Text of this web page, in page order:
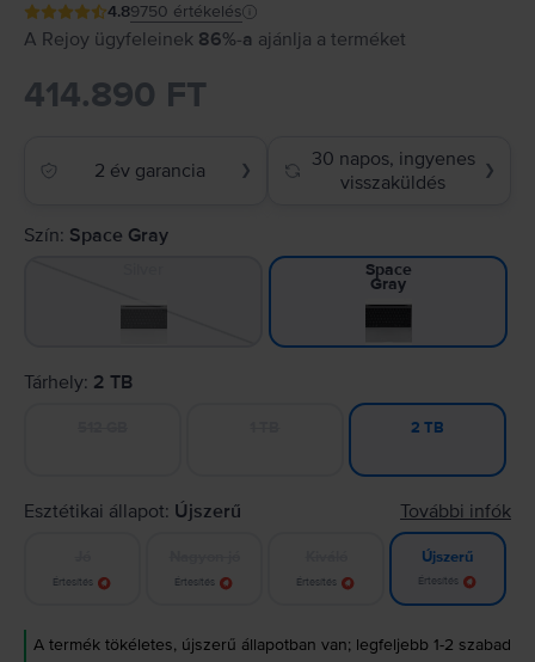
4.89750 értékelés
A Rejoy ügyfeleinek 86%-a ajánlja a terméket
414.890 FT
2 év garancia ❯
30 napos, ingyenes
visszaküldés
❯
Szín: Space Gray
Space
Gray
Tárhely: 2 TB
2 TB
Esztétikai állapot: Újszerű További infók
Értesítés Értesítés Értesítés
Újszerű
Értesítés
A termék tökéletes, újszerű állapotban van; legfeljebb 1-2 szabad